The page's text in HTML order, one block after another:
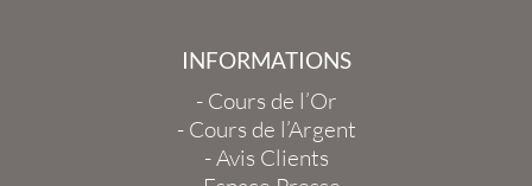
INFORMATIONS
- Cours de l’Or
- Cours de l’Argent
-Avis Clients